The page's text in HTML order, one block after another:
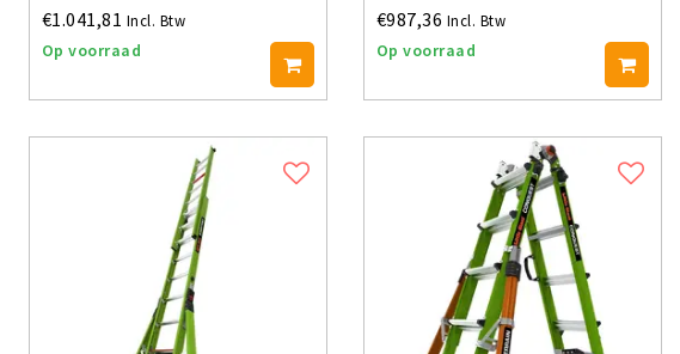
€1.041,81 Incl. Btw
Op voorraad
€987,36 Incl. Btw
Op voorraad